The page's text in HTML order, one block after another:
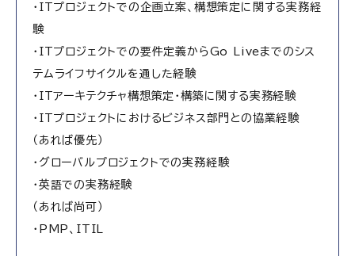
・ITプロジェクトでの企画立案、構想策定に関する実務経
験
・ITプロジェクトでの要件定義からGo Liveまでのシス
テムライフサイクルを通した経験
・ITアーキテクチャ構想策定・構築に関する実務経験
・ITプロジェクトにおけるビジネス部門との協業経験
（あれば優先）
・グローバルプロジェクトでの実務経験
・英語での実務経験
（あれば尚可）
・PMP、ITIL